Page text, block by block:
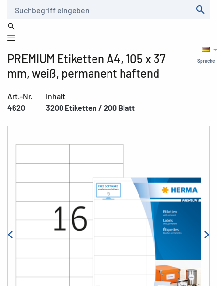
Sprache
PREMIUM Etiketten A4, 105 x 37
mm, weiß, permanent haftend
Art.-Nr.
4620
Inhalt
3200 Etiketten / 200 Blatt